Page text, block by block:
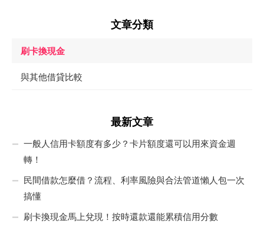
文章分類
刷卡換現金
與其他借貸比較
最新文章
一般人信用卡額度有多少？卡片額度還可以用來資金週
轉！
民間借款怎麼借？流程、利率風險與合法管道懶人包一次
搞懂
刷卡換現金馬上兌現！按時還款還能累積信用分數